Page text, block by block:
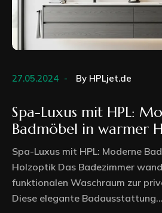
27.05.2024 By HPLjet.de
Spa-Luxus mit HPL:
Badmöbel in warmer
Spa-Luxus mit HPL: Moderne
Holzoptik Das Badezimmer
funktionalen Waschraum zur
Diese elegante Badausstattung...